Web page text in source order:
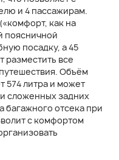
и 4 пассажирам.
как на
поясничной
посадку, а 45
разместить все
Объём
574 литра и может
сложенных задних
багажного отсека при
с комфортом